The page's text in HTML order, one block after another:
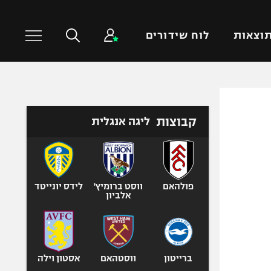
תוצאות לוח שידורים
טניס
כדוריד
כדורעף
שחייה
ג'ודו
אגרוף
ספורט אולימפי
קבוצות ליגה אנגלית
פולהאם
ווסט ברומיץ'
אלביון
לידס יונייטד
ברייטון ווסטהאם אסטון וילה